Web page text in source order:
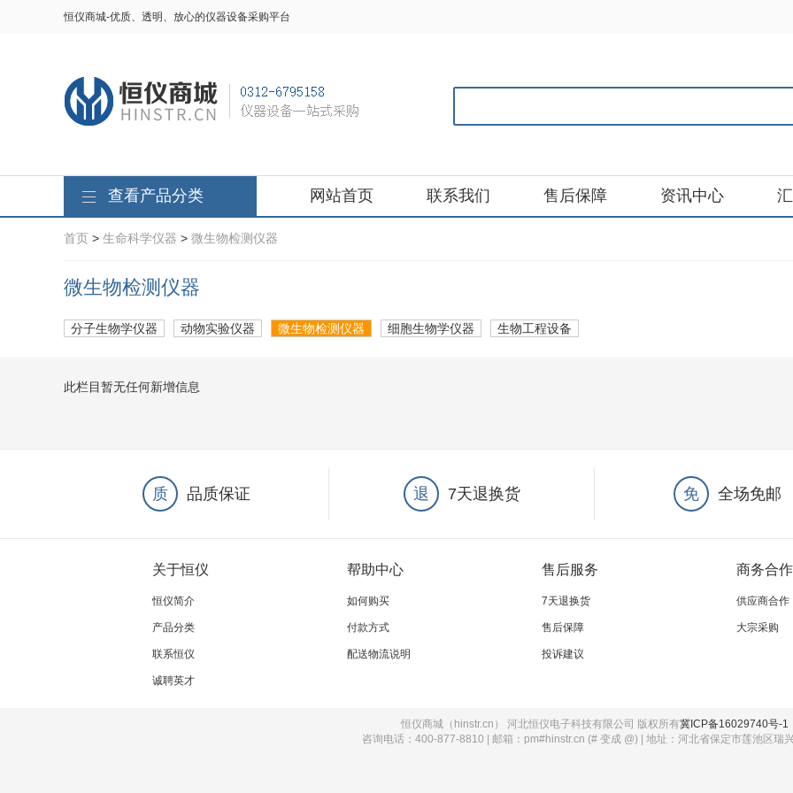
恒仪商城-优质、透明、放心的仪器设备采购平台
查看产品分类 网站首页 联系我们 售后保障 资讯中心
首页 > 生命科学仪器 > 微生物检测仪器
微生物检测仪器
分子生物学仪器 动物实验仪器 微生物检测仪器 细胞生物学仪器 生物工程设备
此栏目暂无任何新增信息
质 品质保证 退 7天退换货 免 全场免邮
关于恒仪
恒仪简介
产品分类
联系恒仪
诚聘英才
帮助中心
如何购买
付款方式
配送物流说明
售后服务
7天退换货
售后保障
投诉建议
商务合作
供应商合作
大宗采购
恒仪商城（hinstr.cn） 河北恒仪电子科技有限公司 版权所有冀ICP备16029740号-1
咨询电话：400-877-8810 | 邮箱：pm#hinstr.cn (# 变成 @) | 地址：河北省保定市莲池区瑞